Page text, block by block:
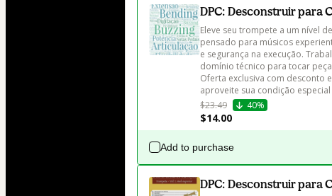
DPC: Desconstruir para
Eleve seu trompete a um nível
pensado para músicos
e segurança na execução.
domínio técnico para tocar
Oferta exclusiva com desconto
aproveite sua condição
$23.49
40%
$14.00
Add to purchase
DPC: Desconstruir para